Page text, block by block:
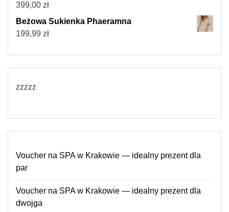
399,00 zł
Beżowa Sukienka Phaeramna
199,99 zł
zzzzz
Voucher na SPA w Krakowie — idealny prezent dla
par
Voucher na SPA w Krakowie — idealny prezent dla
dwojga